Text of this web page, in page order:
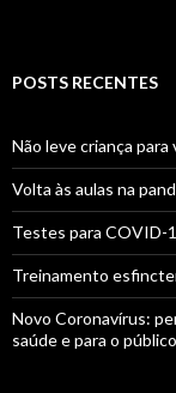
POSTS RECENTES
Não leve criança para
Volta às aulas na
Testes para COVID-
Treinamento
Novo Coronavírus:
saúde e para o